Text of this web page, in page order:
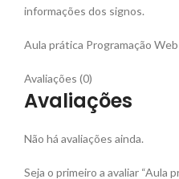
informações dos signos.
Aula prática Programação Web
Avaliações (0)
Avaliações
Não há avaliações ainda.
Seja o primeiro a avaliar “Aula